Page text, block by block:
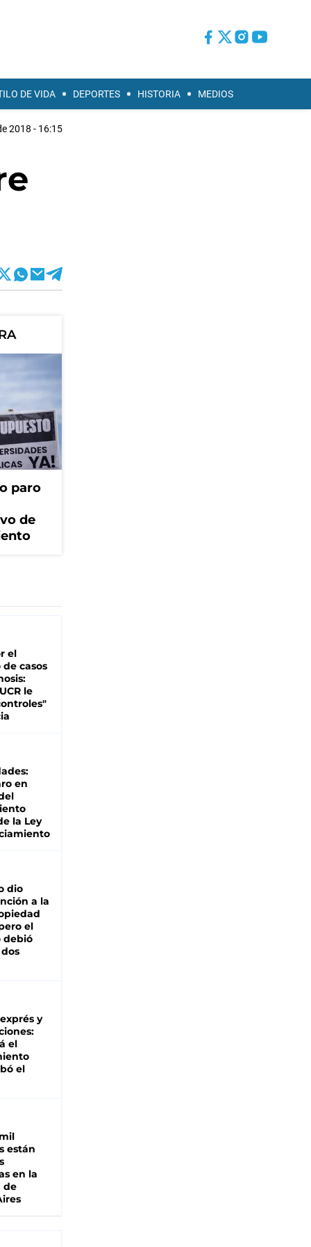
DE VIDA DEPORTES HISTORIA MEDIOS
2018 - 16:15
paro
de
el
casos
le
en
la Ley
dio
a la
el
debió
y
el
el
están
en la
de